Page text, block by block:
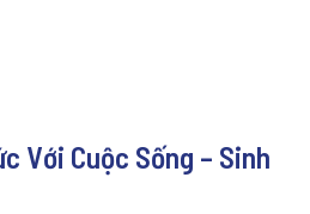
Với Cuộc Sống – Sinh